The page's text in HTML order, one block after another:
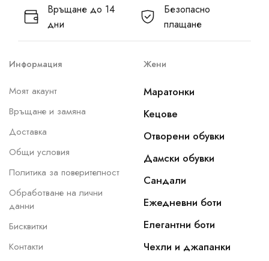
Връщане до 14
дни
Безопасно
плащане
Информация
Моят акаунт
Връщане и замяна
Доставка
Общи условия
Политика за поверителност
Обработване на лични
данни
Бисквитки
Контакти
Жени
Маратонки
Кецове
Отворени обувки
Дамски обувки
Сандали
Ежедневни боти
Елегантни боти
Чехли и джапанки